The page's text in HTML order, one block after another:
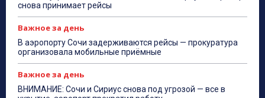
снова принимает рейсы
Важное за день
В аэропорту Сочи задерживаются рейсы — прокуратура
организовала мобильные приёмные
Важное за день
ВНИМАНИЕ: Сочи и Сириус снова под угрозой — все в